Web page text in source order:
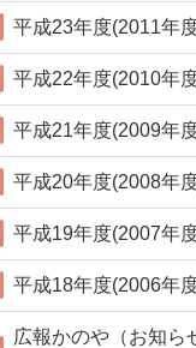
平成23年度(2011年
平成22年度(2010年
平成21年度(2009年
平成20年度(2008年
平成19年度(2007年
平成18年度(2006年
広報かのや（お知ら